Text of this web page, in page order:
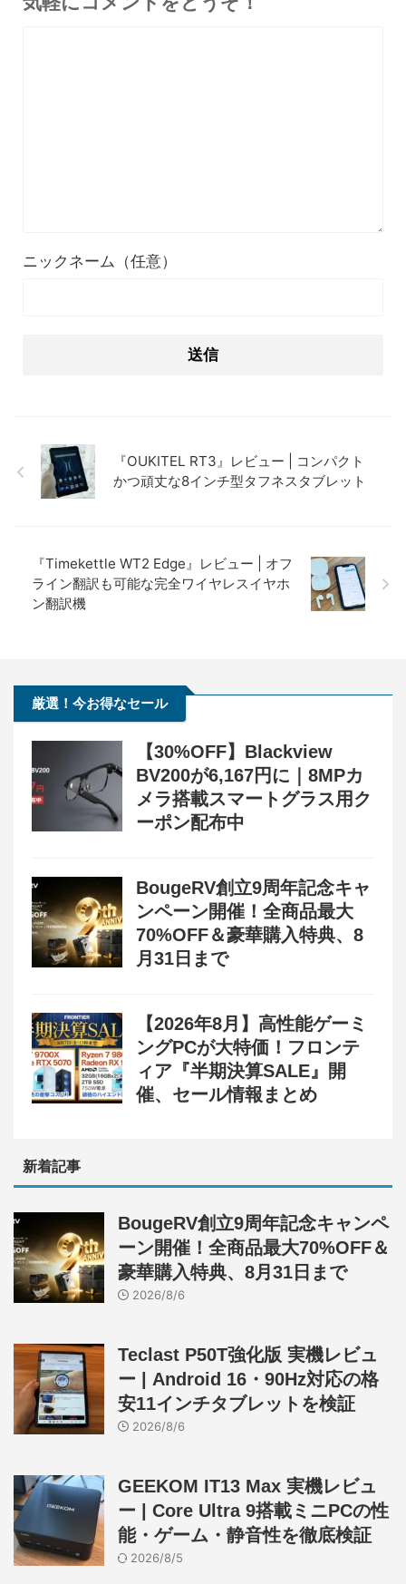
ニックネーム（任意）
『OUKITEL RT3』レビュー | コンパクト
かつ頑丈な8インチ型タフネスタブレット
『Timekettle WT2 Edge』レビュー | オフ
ライン翻訳も可能な完全ワイヤレスイヤホ
ン翻訳機
厳選！今お得なセール
【30%OFF】Blackview
BV200が6,167円に｜8MPカ
メラ搭載スマートグラス用ク
ーポン配布中
BougeRV創立9周年記念キャ
ンペーン開催！全商品最大
70%OFF＆豪華購入特典、8
月31日まで
【2026年8月】高性能ゲーミ
ングPCが大特価！フロンテ
ィア『半期決算SALE』開
催、セール情報まとめ
新着記事
BougeRV創立9周年記念キャンペ
ーン開催！全商品最大70%OFF＆
豪華購入特典、8月31日まで
2026/8/6
Teclast P50T強化版 実機レビュ
ー | Android 16・90Hz対応の格
安11インチタブレットを検証
2026/8/6
GEEKOM IT13 Max 実機レビュ
ー | Core Ultra 9搭載ミニPCの性
能・ゲーム・静音性を徹底検証
2026/8/5